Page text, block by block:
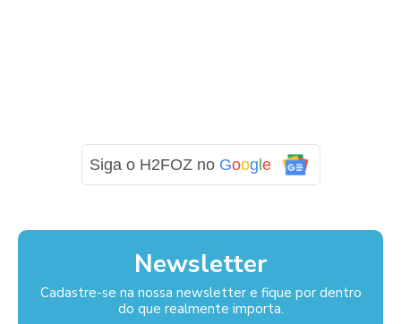
Siga o H2FOZ no Google
Newsletter
Cadastre-se na nossa newsletter e fique por dentro
do que realmente importa.